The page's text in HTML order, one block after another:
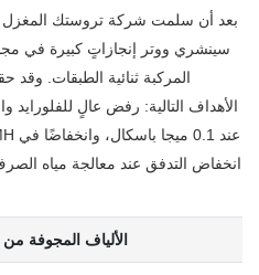
سينشري ووتر إنجازاتٍ كبيرة في
المركبة ثنائية الطبقات. وقد
الأهداف التالية: رفض عالٍ للفلورايد
انخفاض التدفق عند معالجة مياه
الألياف المجوفة